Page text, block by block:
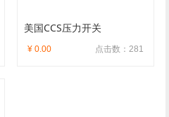
美国CCS压力开关
点击数：281
¥ 0.00